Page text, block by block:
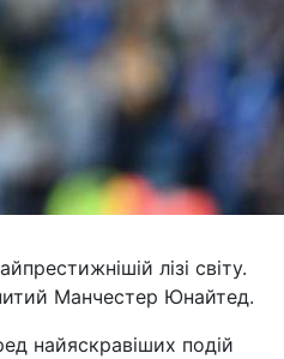
лізі світу.
Манчестер Юнайтед.
найяскравіших подій